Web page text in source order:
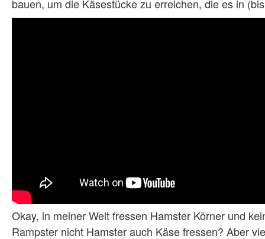
bauen, um die Käsestücke zu erreichen, die es in
Okay, in meiner Welt fressen Hamster Körner und
Rampster nicht Hamster auch Käse fressen? Aber